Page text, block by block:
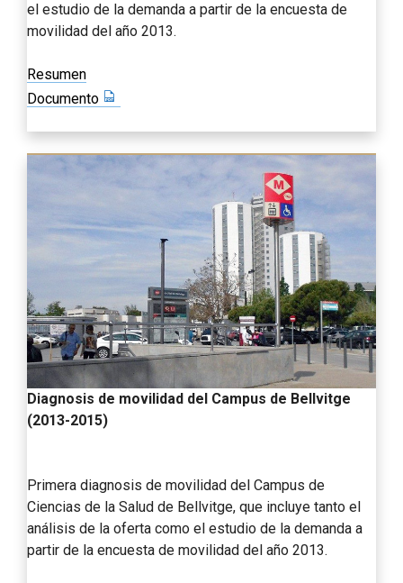
el estudio de la demanda a partir de la encuesta de
movilidad del año 2013.
Resumen
Documento
Diagnosis de movilidad del Campus de Bellvitge
(2013-2015)
Primera diagnosis de movilidad del Campus de
Ciencias de la Salud de Bellvitge, que incluye tanto el
análisis de la oferta como el estudio de la demanda a
partir de la encuesta de movilidad del año 2013.